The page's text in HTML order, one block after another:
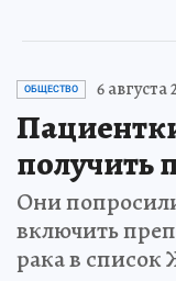
ОБЩЕСТВО 6 августа
получить
Они
включить
рака в